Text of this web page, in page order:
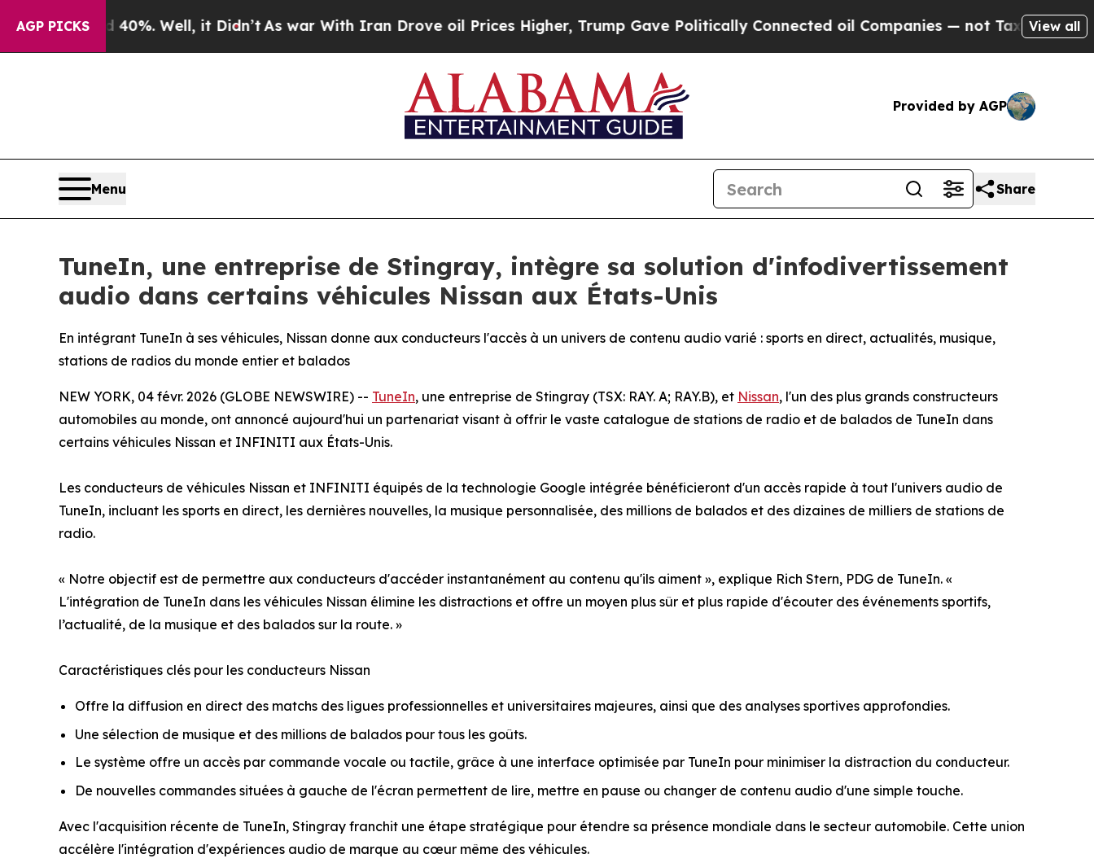
AGP PICKS40%. Well, it Didn’t As war With Iran Drove oil Prices Higher, Trump Gave Politically Connected oil Companies — not Taxpayers — the
View all
Provided by AGP
Menu Share
TuneIn, une entreprise de Stingray, intègre sa solution d'infodivertissement
audio dans certains véhicules Nissan aux États-Unis
En intégrant TuneIn à ses véhicules, Nissan donne aux conducteurs l'accès à un univers de contenu audio varié : sports en direct, actualités, musique,
stations de radios du monde entier et balados
NEW YORK, 04 févr. 2026 (GLOBE NEWSWIRE) -- TuneIn, une entreprise de Stingray (TSX: RAY. A; RAY.B), et Nissan, l'un des plus grands constructeurs
automobiles au monde, ont annoncé aujourd'hui un partenariat visant à offrir le vaste catalogue de stations de radio et de balados de TuneIn dans
certains véhicules Nissan et INFINITI aux États-Unis.
Les conducteurs de véhicules Nissan et INFINITI équipés de la technologie Google intégrée bénéficieront d'un accès rapide à tout l'univers audio de
TuneIn, incluant les sports en direct, les dernières nouvelles, la musique personnalisée, des millions de balados et des dizaines de milliers de stations de
radio.
« Notre objectif est de permettre aux conducteurs d'accéder instantanément au contenu qu'ils aiment », explique Rich Stern, PDG de TuneIn. «
L'intégration de TuneIn dans les véhicules Nissan élimine les distractions et offre un moyen plus sûr et plus rapide d'écouter des événements sportifs,
l’actualité, de la musique et des balados sur la route. »
Caractéristiques clés pour les conducteurs Nissan
Offre la diffusion en direct des matchs des ligues professionnelles et universitaires majeures, ainsi que des analyses sportives approfondies.
Une sélection de musique et des millions de balados pour tous les goûts.
Le système offre un accès par commande vocale ou tactile, grâce à une interface optimisée par TuneIn pour minimiser la distraction du conducteur.
De nouvelles commandes situées à gauche de l'écran permettent de lire, mettre en pause ou changer de contenu audio d'une simple touche.
Avec l'acquisition récente de TuneIn, Stingray franchit une étape stratégique pour étendre sa présence mondiale dans le secteur automobile. Cette union
accélère l'intégration d'expériences audio de marque au cœur même des véhicules.